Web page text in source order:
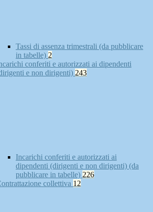
Tassi di assenza trimestrali (da pubblicare
in tabelle) 2
conferiti e autorizzati ai dipendenti
e non dirigenti) 243
Incarichi conferiti e autorizzati ai
dipendenti (dirigenti e non dirigenti) (da
pubblicare in tabelle) 226
collettiva 12